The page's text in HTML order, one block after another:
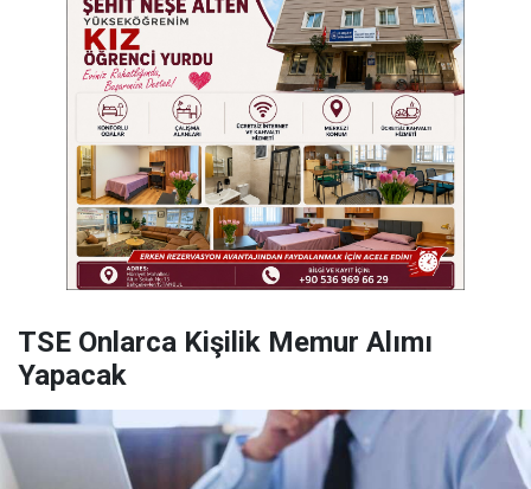
TSE Onlarca Kişilik Memur Alımı
Yapacak